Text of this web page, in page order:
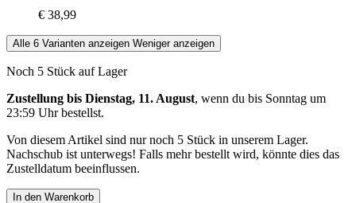
€ 38,99
Alle 6 Varianten anzeigen Weniger anzeigen
Noch 5 Stück auf Lager
Zustellung bis Dienstag, 11. August, wenn du bis Sonntag um
23:59 Uhrbestellst.
Von diesem Artikel sind nur noch 5 Stück in unserem Lager.
Nachschub ist unterwegs! Falls mehr bestellt wird, könnte dies das
Zustelldatum beeinflussen.
In den Warenkorb